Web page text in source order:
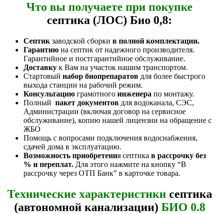
Что вы получаете при покупке
септика (ЛОС) Био 0,8:
Септик заводской сборки в полной комплектации.
Гарантию на септик от надежного производителя.
Гарантийное и постгарантийное обслуживание.
Доставку к Вам на участок нашим транспортом.
Стартовый набор биопрепаратов для более быстрого
выхода станции на рабочий режим.
Консультацию грамотного инженера по монтажу.
Полный пакет документов для водоканала, СЭС,
Администрации (включая договор на сервисное
обслуживание), копию нашей лицензии на обращение с
ЖБО
Помощь с вопросами подключения водоснабжения,
сдачей дома в эксплуатацию.
Возможность приобретения септика в рассрочку без
% и переплат. Для этого нажмите на кнопку “В
рассрочку через ОТП Банк” в карточке товара.
Технические характеристикисептика
(автономной канализации) БИО 0.8